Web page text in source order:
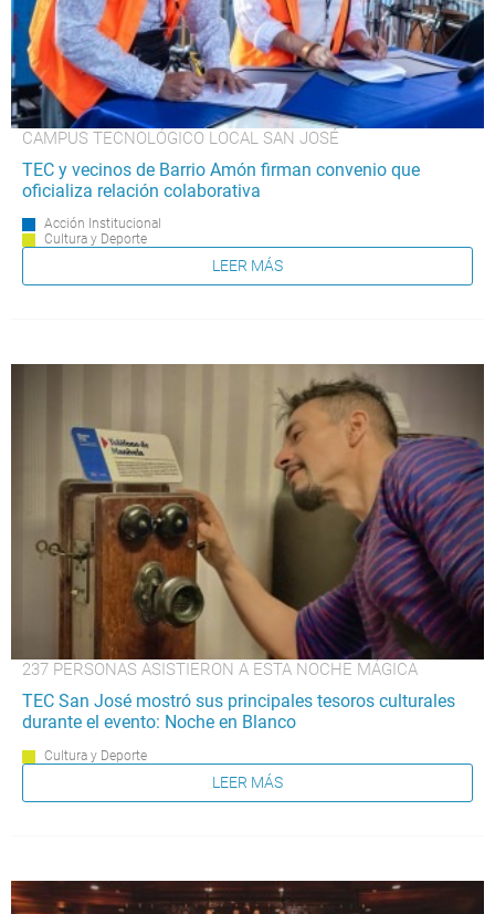
CAMPUS TECNOLÓGICO LOCAL SAN JOSÉ
TEC y vecinos de Barrio Amón firman convenio que
oficializa relación colaborativa
Acción Institucional
Cultura y Deporte
LEER MÁS
237 PERSONAS ASISTIERON A ESTA NOCHE MÁGICA
TEC San José mostró sus principales tesoros culturales
durante el evento: Noche en Blanco
Cultura y Deporte
LEER MÁS